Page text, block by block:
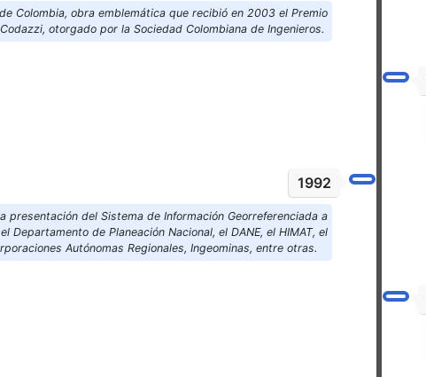
Colombia, obra emblemática que recibió en 2003 el Premio
otorgado por la Sociedad Colombiana de Ingenieros.
1992
presentación del Sistema de Información Georreferenciada a
Departamento de Planeación Nacional, el DANE, el HIMAT, el
Autónomas Regionales, Ingeominas, entre otras.